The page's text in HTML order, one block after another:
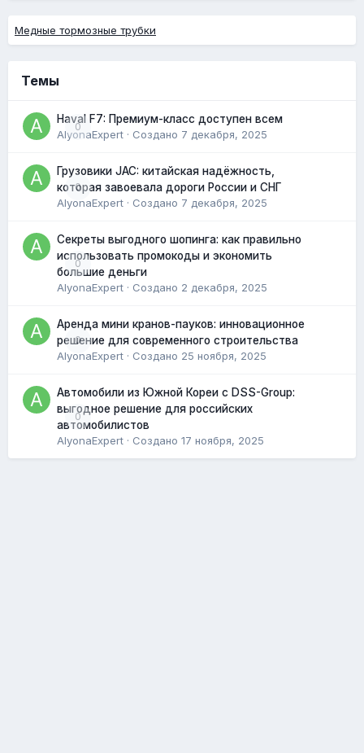
Медные тормозные трубки
Темы
0
Haval F7: Премиум-класс доступен всем
AlyonaExpert · Создано 7 декабря, 2025
0
Грузовики JAC: китайская надёжность,
которая завоевала дороги России и СНГ
AlyonaExpert · Создано 7 декабря, 2025
0
Секреты выгодного шопинга: как правильно
использовать промокоды и экономить
большие деньги
AlyonaExpert · Создано 2 декабря, 2025
0
Аренда мини кранов-пауков: инновационное
решение для современного строительства
AlyonaExpert · Создано 25 ноября, 2025
0
Автомобили из Южной Кореи с DSS-Group:
выгодное решение для российских
автомобилистов
AlyonaExpert · Создано 17 ноября, 2025